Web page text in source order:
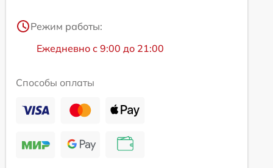
Режим работы:
Ежедневно с 9:00 до 21:00
Способы оплаты